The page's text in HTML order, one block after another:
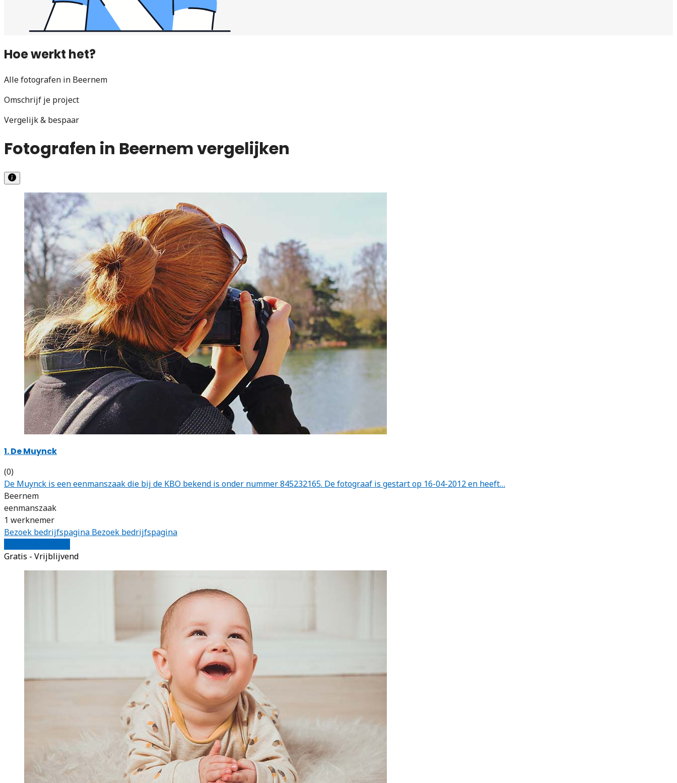
Hoe werkt het?
Alle fotografen in Beernem
Omschrijf je project
Vergelijk & bespaar
Fotografen in Beernem vergelijken
1. De Muynck
(0)
De Muynck is een eenmanszaak die bij de KBO bekend is onder nummer 845232165. De fotograaf is gestart op 16-04-2012 en heeft…
Beernem
eenmanszaak
1 werknemer
Bezoek bedrijfspagina Bezoek bedrijfspagina
Gratis - Vrijblijvend